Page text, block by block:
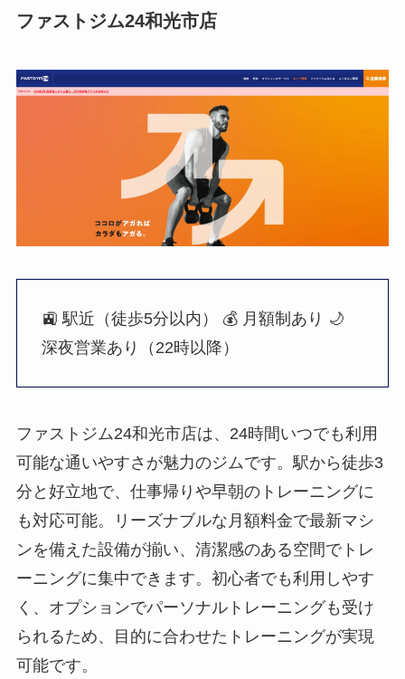
ファストジム24和光市店
🚉 駅近（徒歩5分以内） 💰 月額制あり 🌙
深夜営業あり（22時以降）
ファストジム24和光市店は、24時間いつでも利用
可能な通いやすさが魅力のジムです。駅から徒歩3
分と好立地で、仕事帰りや早朝のトレーニングに
も対応可能。リーズナブルな月額料金で最新マシ
ンを備えた設備が揃い、清潔感のある空間でトレ
ーニングに集中できます。初心者でも利用しやす
く、オプションでパーソナルトレーニングも受け
られるため、目的に合わせたトレーニングが実現
可能です。